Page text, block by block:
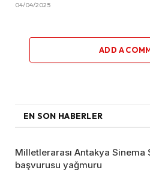
04/04/2025
ADD A
EN SON HABERLER
Milletlerarası Antakya Sinema
başvurusu yağmuru